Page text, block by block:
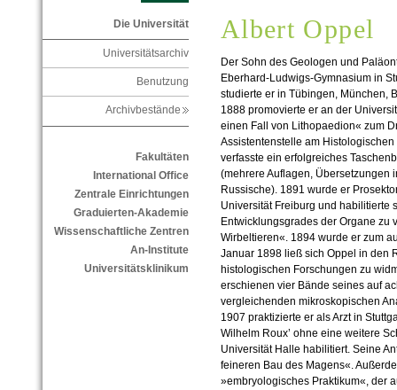
Die Universität
Universitätsarchiv
Benutzung
Archivbestände
Fakultäten
International Office
Zentrale Einrichtungen
Graduierten-Akademie
Wissenschaftliche Zentren
An-Institute
Universitätsklinikum
Albert Oppel
Der Sohn des Geologen und
Eberhard-Ludwigs-Gymnasium in
studierte er in Tübingen, München,
1888 promovierte er an der
einen Fall von Lithopaedion« zum
Assistentenstelle am
verfasste ein erfolgreiches
(mehrere Auflagen, Übersetzungen
Russische). 1891 wurde er
Universität Freiburg und habilitierte
Entwicklungsgrades der Organe
Wirbeltieren«. 1894 wurde er zum
Januar 1898 ließ sich Oppel in den
histologischen Forschungen zu
erschienen vier Bände seines auf
vergleichenden mikroskopischen
1907 praktizierte er als Arzt in
Wilhelm Roux’ ohne eine weitere
Universität Halle habilitiert. Seine
feineren Bau des Magens«.
»embryologisches Praktikum«, der